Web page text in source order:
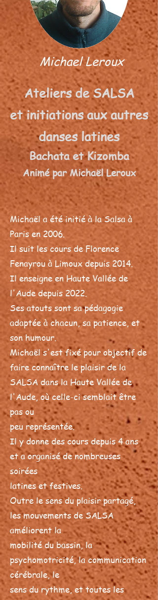
Michael Leroux
Ateliers de SALSA
et initiations aux autres
danses latines
Bachata et Kizomba
Animé par Michaël Leroux
Michaël a été initié à la Salsa à
Paris en 2006.
Il suit les cours de Florence
Fenayrou à Limoux depuis 2014.
Il enseigne en Haute Vallée de
l'Aude depuis 2022.
Ses atouts sont sa pédagogie
adaptée à chacun, sa patience, et
son humour.
Michaël s'est fixé pour objectif de
faire connaître le plaisir de la
SALSA dans la Haute Vallée de
l'Aude, où celle-ci semblait être
pas ou
peu représentée.
Il y donne des cours depuis 4 ans
et a organisé de nombreuses
soirées
latines et festives.
Outre le sens du plaisir partagé,
les mouvements de SALSA
améliorent la
mobilité du bassin, la
psychomotricité, la communication
cérébrale, le
sens du rythme, et toutes les